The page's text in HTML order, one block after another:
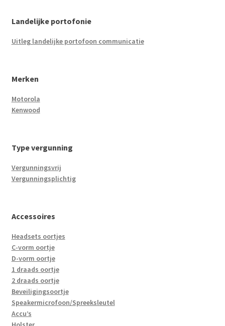
Landelijke portofonie
Uitleg landelijke portofoon communicatie
Merken
Motorola
Kenwood
Type vergunning
Vergunningsvrij
Vergunningsplichtig
Accessoires
Headsets oortjes
C-vorm oortje
D-vorm oortje
1 draads oortje
2 draads oortje
Beveiligingsoortje
Speakermicrofoon/Spreeksleutel
Accu’s